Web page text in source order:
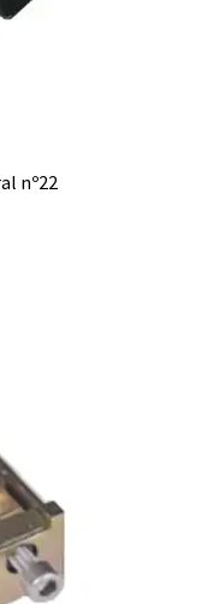
nº22